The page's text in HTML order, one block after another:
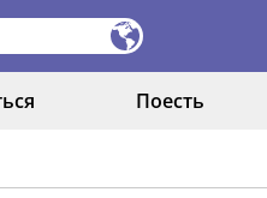
Поесть